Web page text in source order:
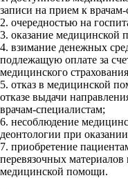
записи на прием к
2. очередностью на
3. оказание медицинской
4. взимание денежных
подлежащую оплате за
медицинского
5. отказ в медицинской
отказе выдачи
врачам-специалистам;
6. несоблюдение
деонтологии при
7. приобретение
перевязочных
медицинской помощи.